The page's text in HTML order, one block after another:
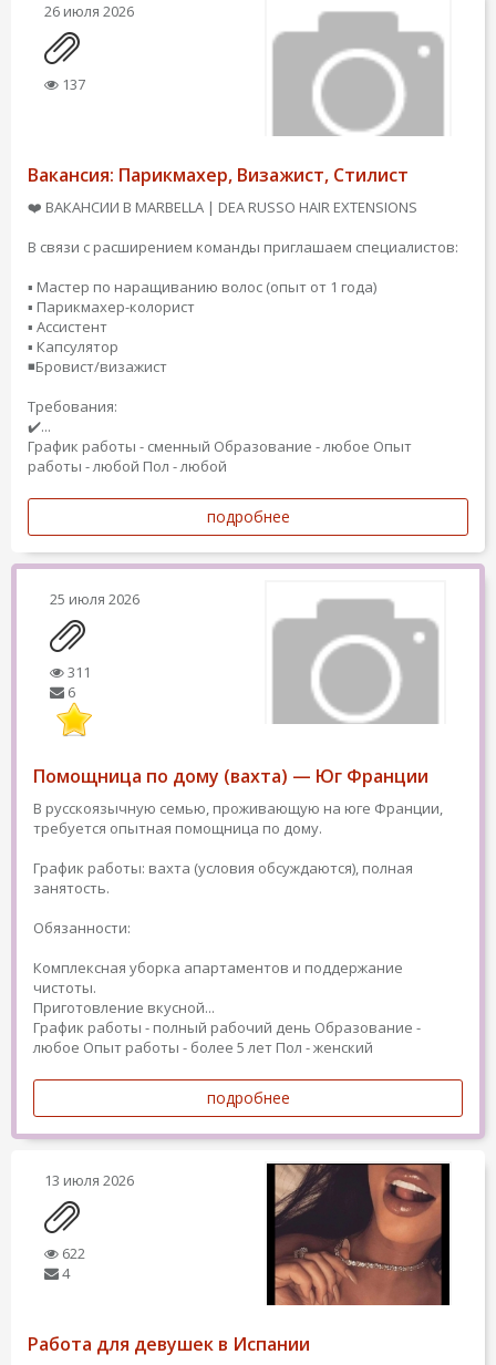
26 июля 2026
137
Вакансия: Парикмахер, Визажист, Стилист
❤️ ВАКАНСИИ В MARBELLA | DEA RUSSO HAIR EXTENSIONS
В связи с расширением команды приглашаем специалистов:
▪️ Мастер по наращиванию волос (опыт от 1 года)
▪️ Парикмахер-колорист
▪️ Ассистент
▪️ Капсулятор
◾️Бровист/визажист
Требования:
✔️...
График работы - сменный Образование - любое Опыт
работы - любой Пол - любой
подробнее
25 июля 2026
311
6
Помощница по дому (вахта) — Юг Франции
В русскоязычную семью, проживающую на юге Франции,
требуется опытная помощница по дому.
График работы: вахта (условия обсуждаются), полная
занятость.
Обязанности:
Комплексная уборка апартаментов и поддержание
чистоты.
Приготовление вкусной...
График работы - полный рабочий день Образование -
любое Опыт работы - более 5 лет Пол - женский
подробнее
13 июля 2026
622
4
Работа для девушек в Испании